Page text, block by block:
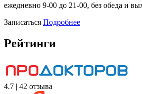
ежедневно 9-00 до 21-00, без обеда и
Записаться Подробнее
Рейтинги
4.7 | 42 отзыва